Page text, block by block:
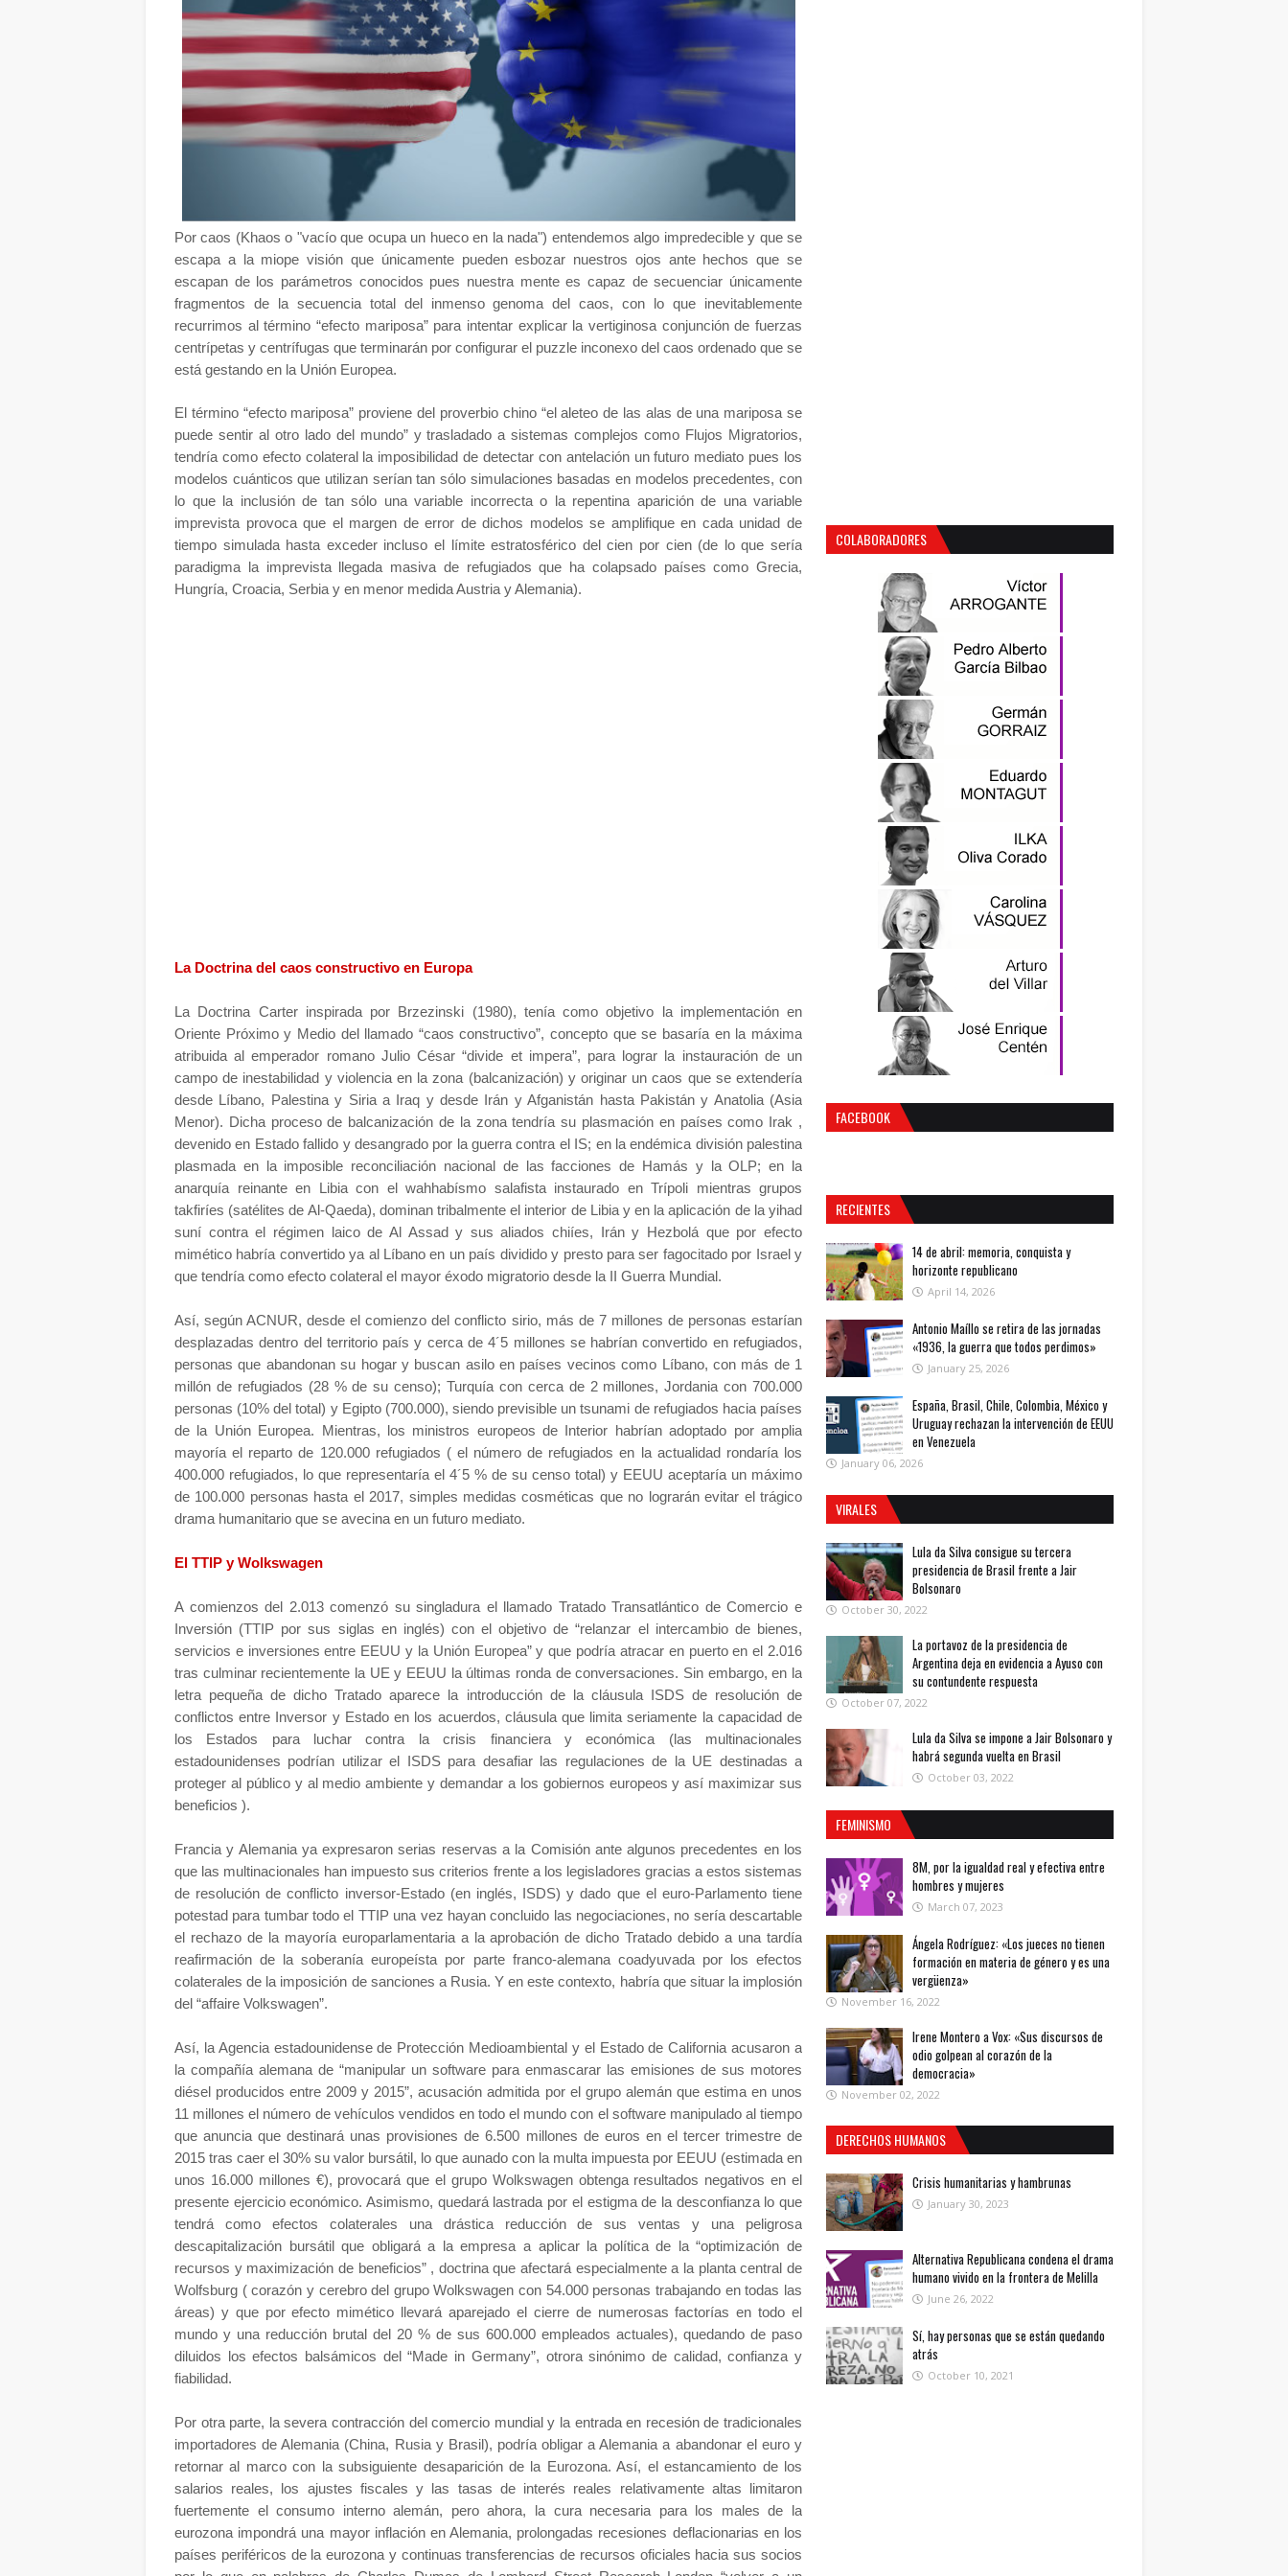
Por caos (Khaos o "vacío que ocupa un hueco en la nada") entendemos algo impredecible y que se
escapa a la miope visión que únicamente pueden esbozar nuestros ojos ante hechos que se
escapan de los parámetros conocidos pues nuestra mente es capaz de secuenciar únicamente
fragmentos de la secuencia total del inmenso genoma del caos, con lo que inevitablemente
recurrimos al término “efecto mariposa” para intentar explicar la vertiginosa conjunción de fuerzas
centrípetas y centrífugas que terminarán por configurar el puzzle inconexo del caos ordenado que se
está gestando en la Unión Europea.
El término “efecto mariposa” proviene del proverbio chino “el aleteo de las alas de una mariposa se
puede sentir al otro lado del mundo” y trasladado a sistemas complejos como Flujos Migratorios,
tendría como efecto colateral la imposibilidad de detectar con antelación un futuro mediato pues los
modelos cuánticos que utilizan serían tan sólo simulaciones basadas en modelos precedentes, con
lo que la inclusión de tan sólo una variable incorrecta o la repentina aparición de una variable
imprevista provoca que el margen de error de dichos modelos se amplifique en cada unidad de
tiempo simulada hasta exceder incluso el límite estratosférico del cien por cien (de lo que sería
paradigma la imprevista llegada masiva de refugiados que ha colapsado países como Grecia,
Hungría, Croacia, Serbia y en menor medida Austria y Alemania).
La Doctrina del caos constructivo en Europa
La Doctrina Carter inspirada por Brzezinski (1980), tenía como objetivo la implementación en
Oriente Próximo y Medio del llamado “caos constructivo”, concepto que se basaría en la máxima
atribuida al emperador romano Julio César “divide et impera”, para lograr la instauración de un
campo de inestabilidad y violencia en la zona (balcanización) y originar un caos que se extendería
desde Líbano, Palestina y Siria a Iraq y desde Irán y Afganistán hasta Pakistán y Anatolia (Asia
Menor). Dicha proceso de balcanización de la zona tendría su plasmación en países como Irak ,
devenido en Estado fallido y desangrado por la guerra contra el IS; en la endémica división palestina
plasmada en la imposible reconciliación nacional de las facciones de Hamás y la OLP; en la
anarquía reinante en Libia con el wahhabísmo salafista instaurado en Trípoli mientras grupos
takfiríes (satélites de Al-Qaeda), dominan tribalmente el interior de Libia y en la aplicación de la yihad
suní contra el régimen laico de Al Assad y sus aliados chiíes, Irán y Hezbolá que por efecto
mimético habría convertido ya al Líbano en un país dividido y presto para ser fagocitado por Israel y
que tendría como efecto colateral el mayor éxodo migratorio desde la II Guerra Mundial.
Así, según ACNUR, desde el comienzo del conflicto sirio, más de 7 millones de personas estarían
desplazadas dentro del territorio país y cerca de 4´5 millones se habrían convertido en refugiados,
personas que abandonan su hogar y buscan asilo en países vecinos como Líbano, con más de 1
millón de refugiados (28 % de su censo); Turquía con cerca de 2 millones, Jordania con 700.000
personas (10% del total) y Egipto (700.000), siendo previsible un tsunami de refugiados hacia países
de la Unión Europea. Mientras, los ministros europeos de Interior habrían adoptado por amplia
mayoría el reparto de 120.000 refugiados ( el número de refugiados en la actualidad rondaría los
400.000 refugiados, lo que representaría el 4´5 % de su censo total) y EEUU aceptaría un máximo
de 100.000 personas hasta el 2017, simples medidas cosméticas que no lograrán evitar el trágico
drama humanitario que se avecina en un futuro mediato.
El TTIP y Wolkswagen
A comienzos del 2.013 comenzó su singladura el llamado Tratado Transatlántico de Comercio e
Inversión (TTIP por sus siglas en inglés) con el objetivo de “relanzar el intercambio de bienes,
servicios e inversiones entre EEUU y la Unión Europea” y que podría atracar en puerto en el 2.016
tras culminar recientemente la UE y EEUU la últimas ronda de conversaciones. Sin embargo, en la
letra pequeña de dicho Tratado aparece la introducción de la cláusula ISDS de resolución de
conflictos entre Inversor y Estado en los acuerdos, cláusula que limita seriamente la capacidad de
los Estados para luchar contra la crisis financiera y económica (las multinacionales
estadounidenses podrían utilizar el ISDS para desafiar las regulaciones de la UE destinadas a
proteger al público y al medio ambiente y demandar a los gobiernos europeos y así maximizar sus
beneficios ).
Francia y Alemania ya expresaron serias reservas a la Comisión ante algunos precedentes en los
que las multinacionales han impuesto sus criterios frente a los legisladores gracias a estos sistemas
de resolución de conflicto inversor-Estado (en inglés, ISDS) y dado que el euro-Parlamento tiene
potestad para tumbar todo el TTIP una vez hayan concluido las negociaciones, no sería descartable
el rechazo de la mayoría europarlamentaria a la aprobación de dicho Tratado debido a una tardía
reafirmación de la soberanía europeísta por parte franco-alemana coadyuvada por los efectos
colaterales de la imposición de sanciones a Rusia. Y en este contexto, habría que situar la implosión
del “affaire Volkswagen”.
Así, la Agencia estadounidense de Protección Medioambiental y el Estado de California acusaron a
la compañía alemana de “manipular un software para enmascarar las emisiones de sus motores
diésel producidos entre 2009 y 2015”, acusación admitida por el grupo alemán que estima en unos
11 millones el número de vehículos vendidos en todo el mundo con el software manipulado al tiempo
que anuncia que destinará unas provisiones de 6.500 millones de euros en el tercer trimestre de
2015 tras caer el 30% su valor bursátil, lo que aunado con la multa impuesta por EEUU (estimada en
unos 16.000 millones €), provocará que el grupo Wolkswagen obtenga resultados negativos en el
presente ejercicio económico. Asimismo, quedará lastrada por el estigma de la desconfianza lo que
tendrá como efectos colaterales una drástica reducción de sus ventas y una peligrosa
descapitalización bursátil que obligará a la empresa a aplicar la política de la “optimización de
recursos y maximización de beneficios” , doctrina que afectará especialmente a la planta central de
Wolfsburg ( corazón y cerebro del grupo Wolkswagen con 54.000 personas trabajando en todas las
áreas) y que por efecto mimético llevará aparejado el cierre de numerosas factorías en todo el
mundo y una reducción brutal del 20 % de sus 600.000 empleados actuales), quedando de paso
diluidos los efectos balsámicos del “Made in Germany”, otrora sinónimo de calidad, confianza y
fiabilidad.
Por otra parte, la severa contracción del comercio mundial y la entrada en recesión de tradicionales
importadores de Alemania (China, Rusia y Brasil), podría obligar a Alemania a abandonar el euro y
retornar al marco con la subsiguiente desaparición de la Eurozona. Así, el estancamiento de los
salarios reales, los ajustes fiscales y las tasas de interés reales relativamente altas limitaron
fuertemente el consumo interno alemán, pero ahora, la cura necesaria para los males de la
eurozona impondrá una mayor inflación en Alemania, prolongadas recesiones deflacionarias en los
países periféricos de la eurozona y continuas transferencias de recursos oficiales hacia sus socios
COLABORADORES
FACEBOOK
RECIENTES
14 de abril: memoria, conquista y
horizonte republicano
April 14, 2026
Antonio Maíllo se retira de las jornadas
«1936, la guerra que todos perdimos»
January 25, 2026
España, Brasil, Chile, Colombia, México y
Uruguay rechazan la intervención de EEUU
en Venezuela
January 06, 2026
VIRALES
Lula da Silva consigue su tercera
presidencia de Brasil frente a Jair
Bolsonaro
October 30, 2022
La portavoz de la presidencia de
Argentina deja en evidencia a Ayuso con
su contundente respuesta
October 07, 2022
Lula da Silva se impone a Jair Bolsonaro y
habrá segunda vuelta en Brasil
October 03, 2022
FEMINISMO
8M, por la igualdad real y efectiva entre
hombres y mujeres
March 07, 2023
Ángela Rodríguez: «Los jueces no tienen
formación en materia de género y es una
vergüenza»
November 16, 2022
Irene Montero a Vox: «Sus discursos de
odio golpean al corazón de la
democracia»
November 02, 2022
DERECHOS HUMANOS
Crisis humanitarias y hambrunas
January 30, 2023
Alternativa Republicana condena el drama
humano vivido en la frontera de Melilla
June 26, 2022
Sí, hay personas que se están quedando
atrás
October 10, 2021